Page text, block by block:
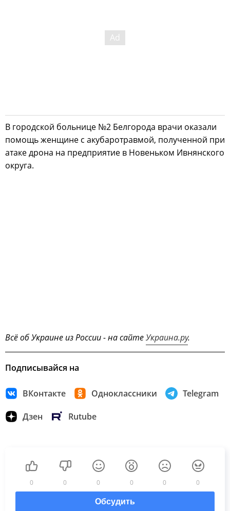
В городской больнице №2 Белгорода врачи оказали
помощь женщине с акубаротравмой, полученной при
атаке дрона на предприятие в Новеньком Ивнянского
округа.
Всё об Украине из России - на сайтеУкраина.ру.
Подписывайся на
ВКонтакте Одноклассники Telegram
Дзен Rutube
0 0 0 0 0 0
Обсудить